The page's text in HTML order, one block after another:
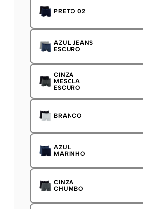
PRETO 02
AZUL JEANS
ESCURO
CINZA
MESCLA
ESCURO
BRANCO
AZUL
MARINHO
CINZA
CHUMBO